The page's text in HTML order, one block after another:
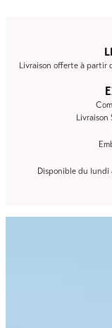
Livraison offerte à partir
Livraison
Disponible du lundi